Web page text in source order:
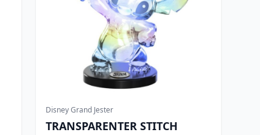
Disney Grand Jester
TRANSPARENTER STITCH